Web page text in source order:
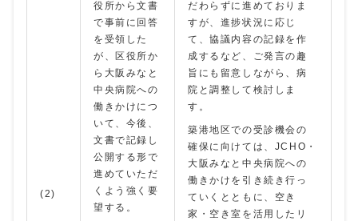
(2)
役所から文書
で事前に回答
を受領した
が、区役所か
ら大阪みなと
中央病院への
働きかけにつ
いて、今後、
文書で記録し
公開する形で
進めていただ
くよう強く要
望する。
だわらずに進めておりま
すが、進捗状況に応じ
て、協議内容の記録を作
成するなど、ご発言の趣
旨にも留意しながら、病
院と調整して検討しま
す。
築港地区での受診機会の
確保に向けては、JCHO・
大阪みなと中央病院への
働きかけを引き続き行っ
ていくとともに、空き
家・空き室を活用したリ